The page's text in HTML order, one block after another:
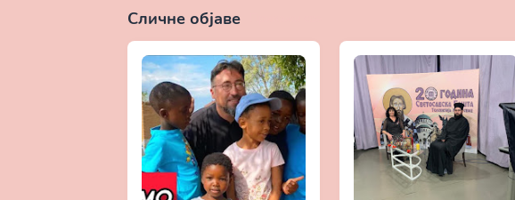
Сличне објаве